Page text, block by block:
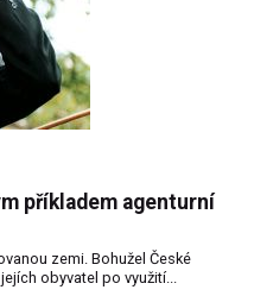
příkladem agenturní
zemi. Bohužel České
obyvatel po využití...